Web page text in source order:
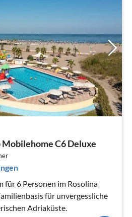
C6 Deluxe
für 6 Personen im Rosolina
für unvergessliche
Adriaküste.